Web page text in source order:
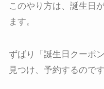
このやり方は、誕生日
ます。
ずばり「誕生日クーポ
見つけ、予約するのです